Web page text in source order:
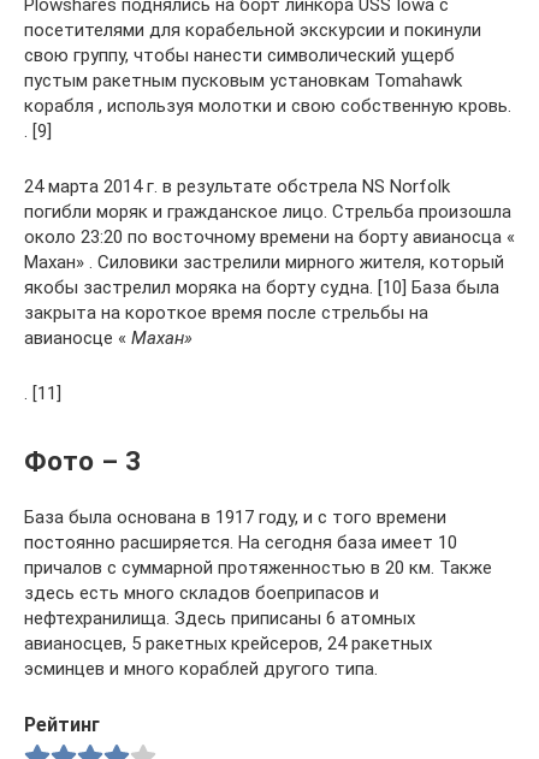
посетителями для корабельной экскурсии и покинули
свою группу, чтобы нанести символический ущерб
пустым ракетным пусковым установкам Tomahawk
корабля , используя молотки и свою собственную кровь.
. [9]
24 марта 2014 г. в результате обстрела NS Norfolk
погибли моряк и гражданское лицо. Стрельба произошла
около 23:20 по восточному времени на борту авианосца «
Махан» . Силовики застрелили мирного жителя, который
якобы застрелил моряка на борту судна. [10] База была
закрыта на короткое время после стрельбы на
авианосце « Махан»
. [11]
Фото – 3
База была основана в 1917 году, и с того времени
постоянно расширяется. На сегодня база имеет 10
причалов с суммарной протяженностью в 20 км. Также
здесь есть много складов боеприпасов и
нефтехранилища. Здесь приписаны 6 атомных
авианосцев, 5 ракетных крейсеров, 24 ракетных
эсминцев и много кораблей другого типа.
Рейтинг